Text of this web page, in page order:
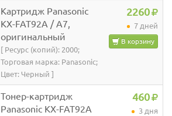
Картридж Panasonic
KX-FAT92A / A7,
оригинальный
[ Ресурс (копий): 2000;
Торговая марка: Panasonic;
Цвет: Черный ]
2260
7 дней
В корзину
Тонер-картридж
Panasonic KX-FAT92A
460
3 дня